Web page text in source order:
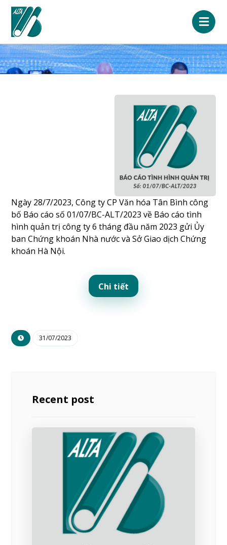
Ngày 28/7/2023, Công ty CP Văn hóa Tân Bình công
bố Báo cáo số 01/07/BC-ALT/2023 về Báo cáo tình
hình quản trị công ty 6 tháng đầu năm 2023 gửi Ủy
ban Chứng khoán Nhà nước và Sở Giao dịch Chứng
khoán Hà Nội.
Chi tiết
31/07/2023
Recent post